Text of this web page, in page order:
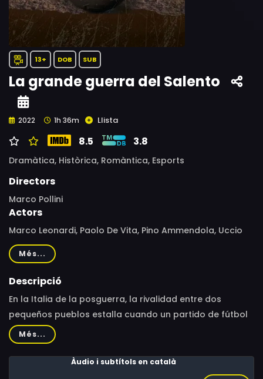
13+ DOB SUB
La grande guerra del Salento
2022 1h 36m Llista
8.5 3.8
Dramàtica, Històrica, Romàntica, Esports
Directors
Marco Pollini
Actors
Marco Leonardi, Paolo De Vita, Pino Ammendola, Uccio
De Santis, Riccardo Lanzarone, Fabrizio Saccomanno,
Michele Vigilante, Loretta Micheloni
Més...
Descripció
En la Italia de la posguerra, la rivalidad entre dos
pequeños pueblos estalla cuando un partido de fútbol
desencadena un conflicto donde el honor, la amistad y
el amor se verán puestos a prueba.
Més...
Àudio i subtítols en català